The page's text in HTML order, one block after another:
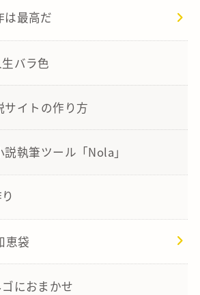
は最高だ
バラ色
サイトの作り方
執筆ツール「Nola」
恵袋
におまかせ